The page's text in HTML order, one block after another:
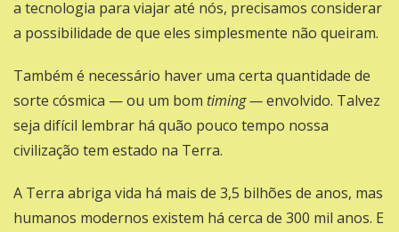
a tecnologia para viajar até nós, precisamos considerar
a possibilidade de que eles simplesmente não queiram.
Também é necessário haver uma certa quantidade de
sorte cósmica — ou um bom timing —envolvido. Talvez
seja difícil lembrar há quão pouco tempo nossa
civilização tem estado na Terra.
A Terra abriga vida há mais de 3,5 bilhões de anos, mas
humanos modernos existem há cerca de 300 mil anos. E